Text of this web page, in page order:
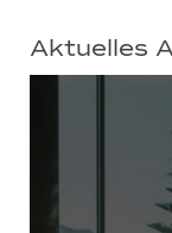
Aktuelles